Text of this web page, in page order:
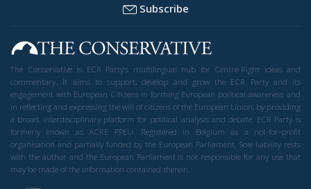
Subscribe
The Conservative is ECR Party’s multilingual hub for Centre-Right ideas and
commentary. It aims to support, develop and grow the ECR Party and its
engagement with European Citizens in forming European political awareness and
in reflecting and expressing the will of citizens of the European Union, by providing
a broad, interdisciplinary platform for political analysis and debate. ECR Party is
formerly known as ACRE PPEU. Registered in Belgium as a not-for-profit
organisation and partially funded by the European Parliament. Sole liability rests
with the author and the European Parliament is not responsible for any use that
may be made of the information contained therein.